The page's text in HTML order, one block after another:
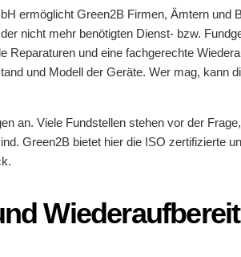
ermöglicht Green2B Firmen, Ämtern
nicht mehr benötigten Dienst- bzw.
und eine fachgerechte
und Modell der Geräte. Wer mag,
an. Viele Fundstellen stehen vor der
Green2B bietet hier die ISO zertifizierte